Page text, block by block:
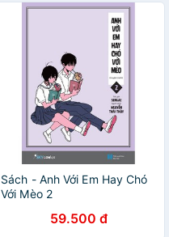
Sách - Anh Với Em Hay Chó
Với Mèo 2
59.500 đ